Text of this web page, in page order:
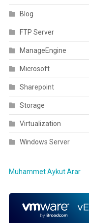
Blog
FTP Server
ManageEngine
Microsoft
Sharepoint
Storage
Virtualization
Windows Server
Muhammet Aykut Arar